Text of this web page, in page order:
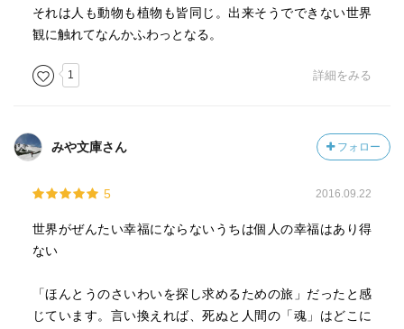
⑦『農民芸術概論綱要』序論
これらを読む(あるいは見る)ことが出来たことも収穫であ
ブクログを始めて皆さんのレビューを拝読し、自分なりに
より深く掘り下げたい、沢山の作品と出会いたい、という
今年も、皆さんのレビューから色々な事を吸収していきた
いと思います。
マイペースな私ですが、どうぞ宜しくお願いします♪
「銀河鉄道の夜」
た作品
＊カムパネルラは自分を犠牲にして友達を助けたのだか
ら、輪廻の世界でよりいい場所にいけるはず、ということ
が、ジョバンニに分かったから死を受け止めることができ
カムパネルラ「誰だって、ほんとうにいいことをしたら、
意味している
それは人も動物も植物も皆同じ。出来そうでできない世界
観に触れてなんかふわっとなる。
1 詳細をみる
みや文庫さん フォロー
5 2016.09.22
世界がぜんたい幸福にならないうちは個人の幸福はあり得
ない
「ほんとうのさいわいを探し求めるための旅」だったと感
じています。言い換えれば、死ぬと人間の「魂」はどこに